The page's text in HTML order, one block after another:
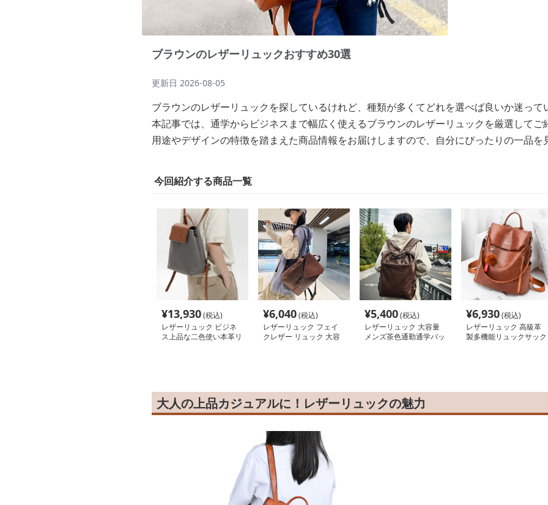
ブラウンのレザーリュックおすすめ30選
更新日 2026-08-05
ブラウンのレザーリュックを探しているけれど、種類が多くてどれを選べば良いか迷って
本記事では、通学からビジネスまで幅広く使えるブラウンのレザーリュックを厳選してご
用途やデザインの特徴を踏まえた商品情報をお届けしますので、自分にぴったりの一品
今回紹介する商品一覧
¥13,930(税込)
レザーリュック ビジネ
ス上品な二色使い本革リ
¥6,040(税込)
レザーリュック フェイ
クレザー リュック 大容
¥5,400(税込)
レザーリュック 大容量
メンズ茶色通勤通学バッ
¥6,930(税込)
レザーリュック 高級革
製多機能リュックサック
大人の上品カジュアルに！レザーリュックの魅力